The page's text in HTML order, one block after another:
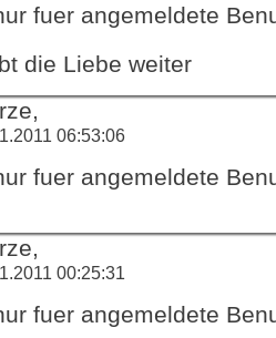
fuer angemeldete
die Liebe weiter
06:53:06
fuer angemeldete
00:25:31
fuer angemeldete